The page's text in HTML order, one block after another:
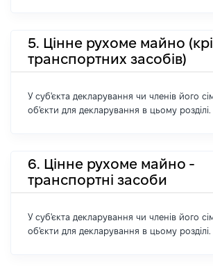
5. Цінне рухоме майно
транспортних засобів)
У суб'єкта декларування чи членів його
об'єкти для декларування в цьому розділі.
6. Цінне рухоме майно -
транспортні засоби
У суб'єкта декларування чи членів його
об'єкти для декларування в цьому розділі.